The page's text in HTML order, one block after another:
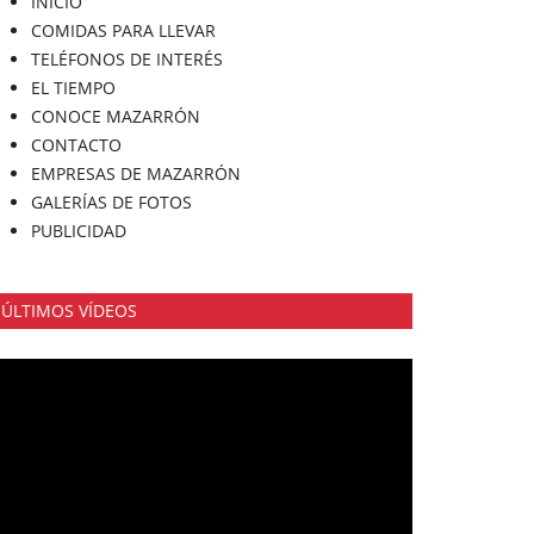
COMIDAS PARA LLEVAR
TELÉFONOS DE INTERÉS
EL TIEMPO
CONOCE MAZARRÓN
CONTACTO
EMPRESAS DE MAZARRÓN
GALERÍAS DE FOTOS
PUBLICIDAD
ÚLTIMOS VÍDEOS